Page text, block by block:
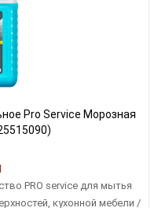
Pro Service Морозная
PRO service для мытья
кухонной мебели /